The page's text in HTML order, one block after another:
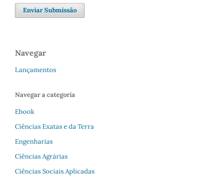
Enviar Submissão
Navegar
Lançamentos
Navegar a categoria
Ebook
Ciências Exatas e da Terra
Engenharias
Ciências Agrárias
Ciências Sociais Aplicadas